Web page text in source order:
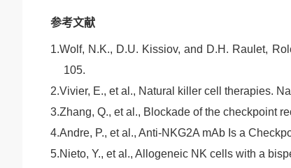
参考文献
1.Wolf, N.K., D.U. Kissiov, and D.H. Raulet,
105.
2.Vivier, E., et al., Natural killer cell therapies.
3.Zhang, Q., et al., Blockade of the checkpoint
4.Andre, P., et al., Anti-NKG2A mAb Is a
5.Nieto, Y., et al., Allogeneic NK cells with a